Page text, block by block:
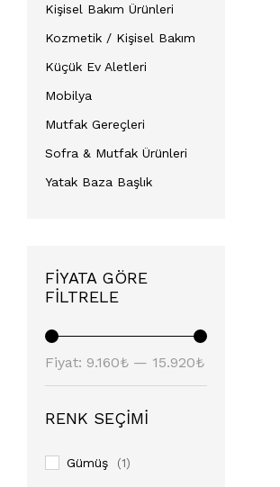
Kişisel Bakım Ürünleri
Kozmetik / Kişisel Bakım
Küçük Ev Aletleri
Mobilya
Mutfak Gereçleri
Sofra & Mutfak Ürünleri
Yatak Baza Başlık
FIYATA GÖRE
FILTRELE
Fiyat: 9.160₺ — 15.920₺
RENK SEÇIMI
Gümüş (1)